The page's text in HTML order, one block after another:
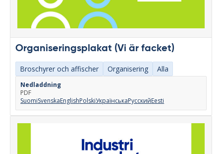
Organiseringsplakat (Vi är facket)
Broschyrer och affischer Organisering Alla
Nedladdning
PDF
SuomiSvenskaEnglishPolskiУкраїнськаРусскийEesti